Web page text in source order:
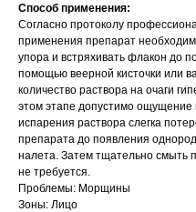
Способ применения:
Согласно протоколу
применения препарат
упора и встряхивать флакон до
помощью веерной кисточки или
количество раствора на очаги
этом этапе допустимо
испарения раствора слегка
препарата до появления
налета. Затем тщательно смыть
не требуется.
Проблемы: Морщины
Зоны: Лицо